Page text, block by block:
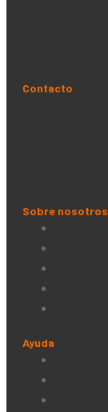
Contacto
Sobre nosotros
Ayuda